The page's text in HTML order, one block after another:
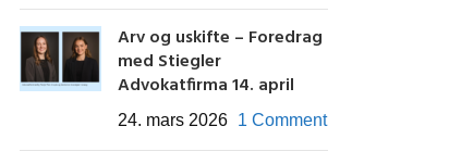
Arv og uskifte – Foredrag
med Stiegler
Advokatfirma 14. april
24. mars 2026 1 Comment